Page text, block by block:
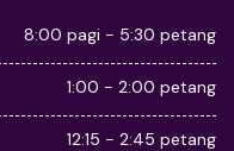
8:00 pagi - 5:30 petang
1:00 - 2:00 petang
12:15 - 2:45 petang